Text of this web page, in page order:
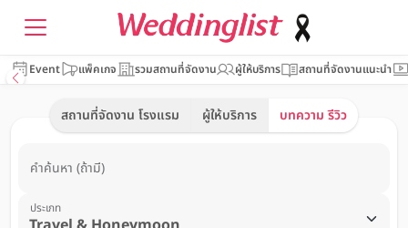
Event แพ็คเกจ รวมสถานที่จัดงาน ผู้ให้บริการ สถานที่จัดงานแนะนำ
สถานที่จัดงาน โรงแรม ผู้ให้บริการ บทความ รีวิว
คำค้นหา (ถ้ามี)
ประเภท